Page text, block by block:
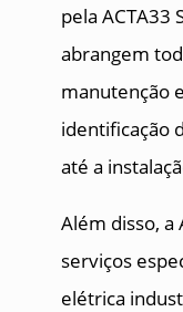
pela ACTA33
abrangem
manutenção
identificação
até a
Além disso, a
serviços
elétrica